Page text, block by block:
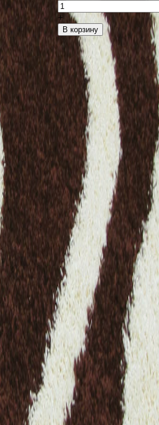
+
В корзину